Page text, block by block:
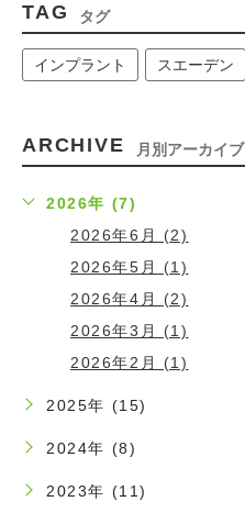
TAG タグ
インプラント スエーデン
ARCHIVE 月別アーカイブ
2026年 (7)
2026年6月 (2)
2026年5月 (1)
2026年4月 (2)
2026年3月 (1)
2026年2月 (1)
2025年 (15)
2024年 (8)
2023年 (11)